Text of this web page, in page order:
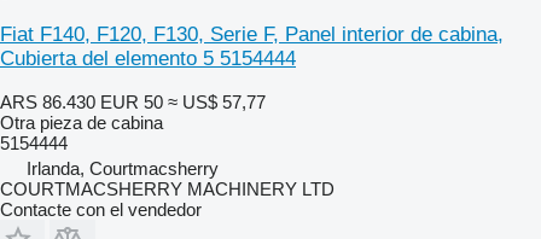
Fiat F140, F120, F130, Serie F, Panel interior de cabina,
Cubierta del elemento 5 5154444
ARS 86.430 EUR 50 ≈ US$ 57,77
Otra pieza de cabina
5154444
Irlanda, Courtmacsherry
COURTMACSHERRY MACHINERY LTD
Contacte con el vendedor